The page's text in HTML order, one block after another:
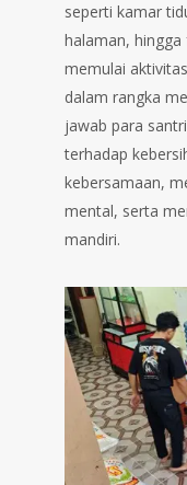
seperti kamar
halaman,
memulai
dalam rangka
jawab para
terhadap
kebersamaan,
mental, serta
mandiri.